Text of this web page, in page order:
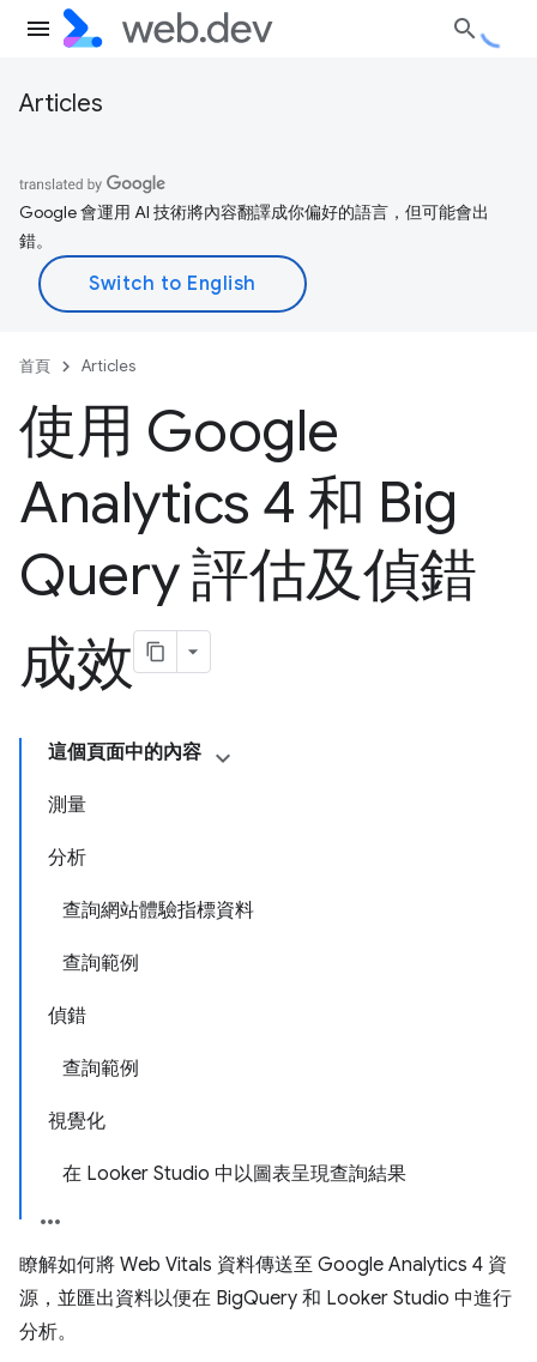
Articles
Google 會運用 AI 技術將內容翻譯成你偏好的語言，但可能會出
錯。
首頁 Articles
使用 Google
Analytics 4 和 Big
Query 評估及偵錯
成效
這個頁面中的內容
測量
分析
查詢網站體驗指標資料
查詢範例
偵錯
查詢範例
視覺化
在 Looker Studio 中以圖表呈現查詢結果
瞭解如何將 Web Vitals 資料傳送至 Google Analytics 4 資
源，並匯出資料以便在 BigQuery 和 Looker Studio 中進行
分析。